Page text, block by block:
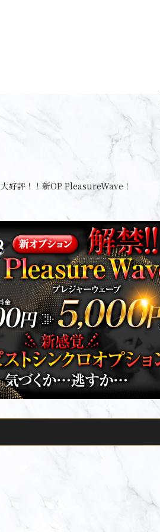
大好評！！新OP PleasureWave！